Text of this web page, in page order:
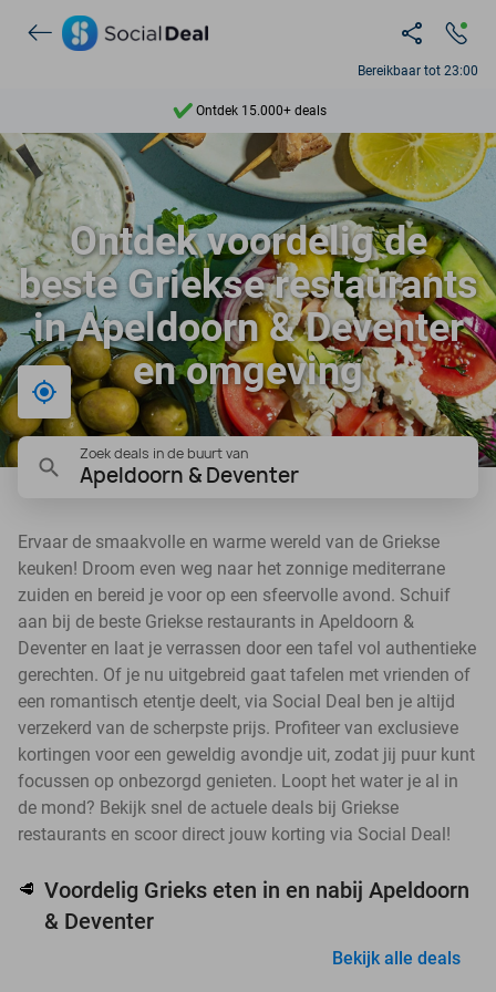
Bereikbaar tot 23:00
Ontdek 15.000+ deals
7 dagen per week beschikbaar
10+ miljoen leden
9,4
Ontdek 15.000+ deals
Ontdek voordelig de
beste Griekse restaurants
in Apeldoorn & Deventer
en omgeving
Bij mij in de buurt
Zoek deals in de buurt van
Apeldoorn & Deventer
Ervaar de smaakvolle en warme wereld van de Griekse
keuken! Droom even weg naar het zonnige mediterrane
zuiden en bereid je voor op een sfeervolle avond. Schuif
aan bij de beste Griekse restaurants in Apeldoorn &
Deventer en laat je verrassen door een tafel vol authentieke
gerechten. Of je nu uitgebreid gaat tafelen met vrienden of
een romantisch etentje deelt, via Social Deal ben je altijd
verzekerd van de scherpste prijs. Profiteer van exclusieve
kortingen voor een geweldig avondje uit, zodat jij puur kunt
focussen op onbezorgd genieten. Loopt het water je al in
de mond? Bekijk snel de actuele deals bij Griekse
restaurants en scoor direct jouw korting via Social Deal!
🥩 Voordelig Grieks eten in en nabij Apeldoorn
& Deventer
Bekijk alle deals